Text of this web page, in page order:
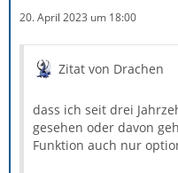
20. April 2023 um 18:00
Zitat von Drachen
dass ich seit drei
gesehen oder davon
Funktion auch nur